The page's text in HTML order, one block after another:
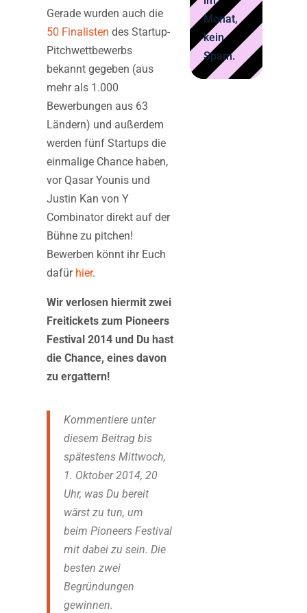
Gerade wurden auch die
50 Finalisten des Startup-
Pitchwettbewerbs
bekannt gegeben (aus
mehr als 1.000
Bewerbungen aus 63
Ländern) und außerdem
werden fünf Startups die
einmalige Chance haben,
vor Qasar Younis und
Justin Kan von Y
Combinator direkt auf der
Bühne zu pitchen!
Bewerben könnt ihr Euch
dafür hier.
Wir verlosen hiermit zwei
Freitickets zum Pioneers
Festival 2014 und Du hast
die Chance, eines davon
zu ergattern!
Kommentiere unter
diesem Beitrag bis
spätestens Mittwoch,
1. Oktober 2014, 20
Uhr, was Du bereit
wärst zu tun, um
beim Pioneers Festival
mit dabei zu sein. Die
besten zwei
Begründungen
gewinnen.
Monat,
kein
Spam.